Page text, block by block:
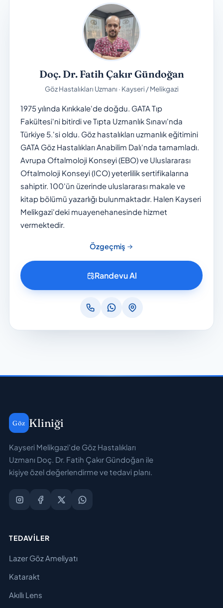
Doç. Dr. Fatih Çakır Gündoğan
Göz Hastalıkları Uzmanı · Kayseri / Melikgazi
1975 yılında Kırıkkale'de doğdu. GATA Tıp
Fakültesi'ni bitirdi ve Tıpta Uzmanlık Sınavı'nda
Türkiye 5.'si oldu. Göz hastalıkları uzmanlık eğitimini
GATA Göz Hastalıkları Anabilim Dalı'nda tamamladı.
Avrupa Oftalmoloji Konseyi (EBO) ve Uluslararası
Oftalmoloji Konseyi (ICO) yeterlilik sertifikalarına
sahiptir. 100'ün üzerinde uluslararası makale ve
kitap bölümü yazarlığı bulunmaktadır. Halen Kayseri
Melikgazi'deki muayenehanesinde hizmet
vermektedir.
Özgeçmiş
Randevu Al
Göz Kliniği
Kayseri Melikgazi'de Göz Hastalıkları
Uzmanı Doç. Dr. Fatih Çakır Gündoğan ile
kişiye özel değerlendirme ve tedavi planı.
TEDAVILER
Lazer Göz Ameliyatı
Katarakt
Akıllı Lens